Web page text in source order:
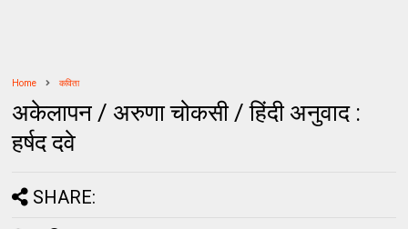
Home कविता
अकेलापन / अरुणा चोकसी / हिंदी अनुवाद :
हर्षद दवे
SHARE: